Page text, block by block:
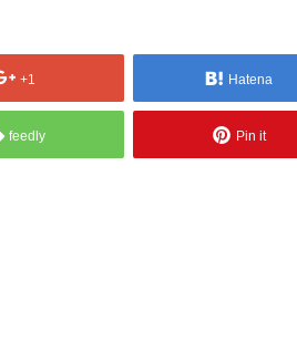
+1 Hatena
feedly Pin it